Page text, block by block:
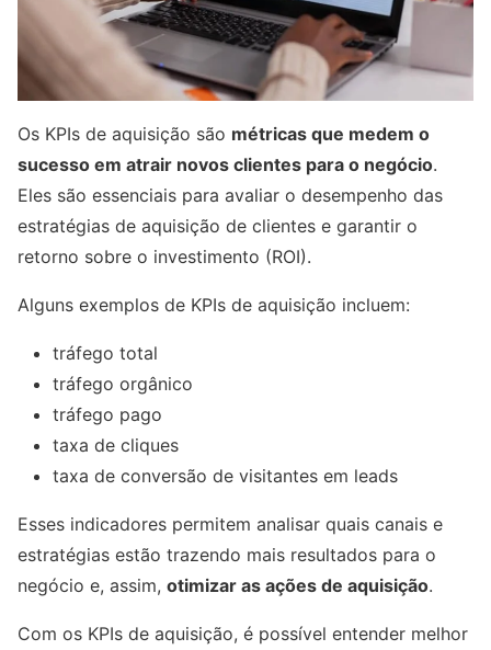
Os KPIs de aquisição são métricas que medem o
sucesso em atrair novos clientes para o negócio.
Eles são essenciais para avaliar o desempenho das
estratégias de aquisição de clientes e garantir o
retorno sobre o investimento (ROI).
Alguns exemplos de KPIs de aquisição incluem:
tráfego total
tráfego orgânico
tráfego pago
taxa de cliques
taxa de conversão de visitantes em leads
Esses indicadores permitem analisar quais canais e
estratégias estão trazendo mais resultados para o
negócio e, assim, otimizar as ações de aquisição.
Com os KPIs de aquisição, é possível entender melhor